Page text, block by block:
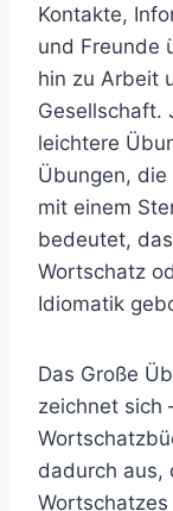
Kontakte,
und Freunde
hin zu Arbeit
Gesellschaft.
leichtere
Übungen,
mit einem
bedeutet,
Wortschatz
Idiomatik
Das Große
zeichnet sich
dadurch aus,